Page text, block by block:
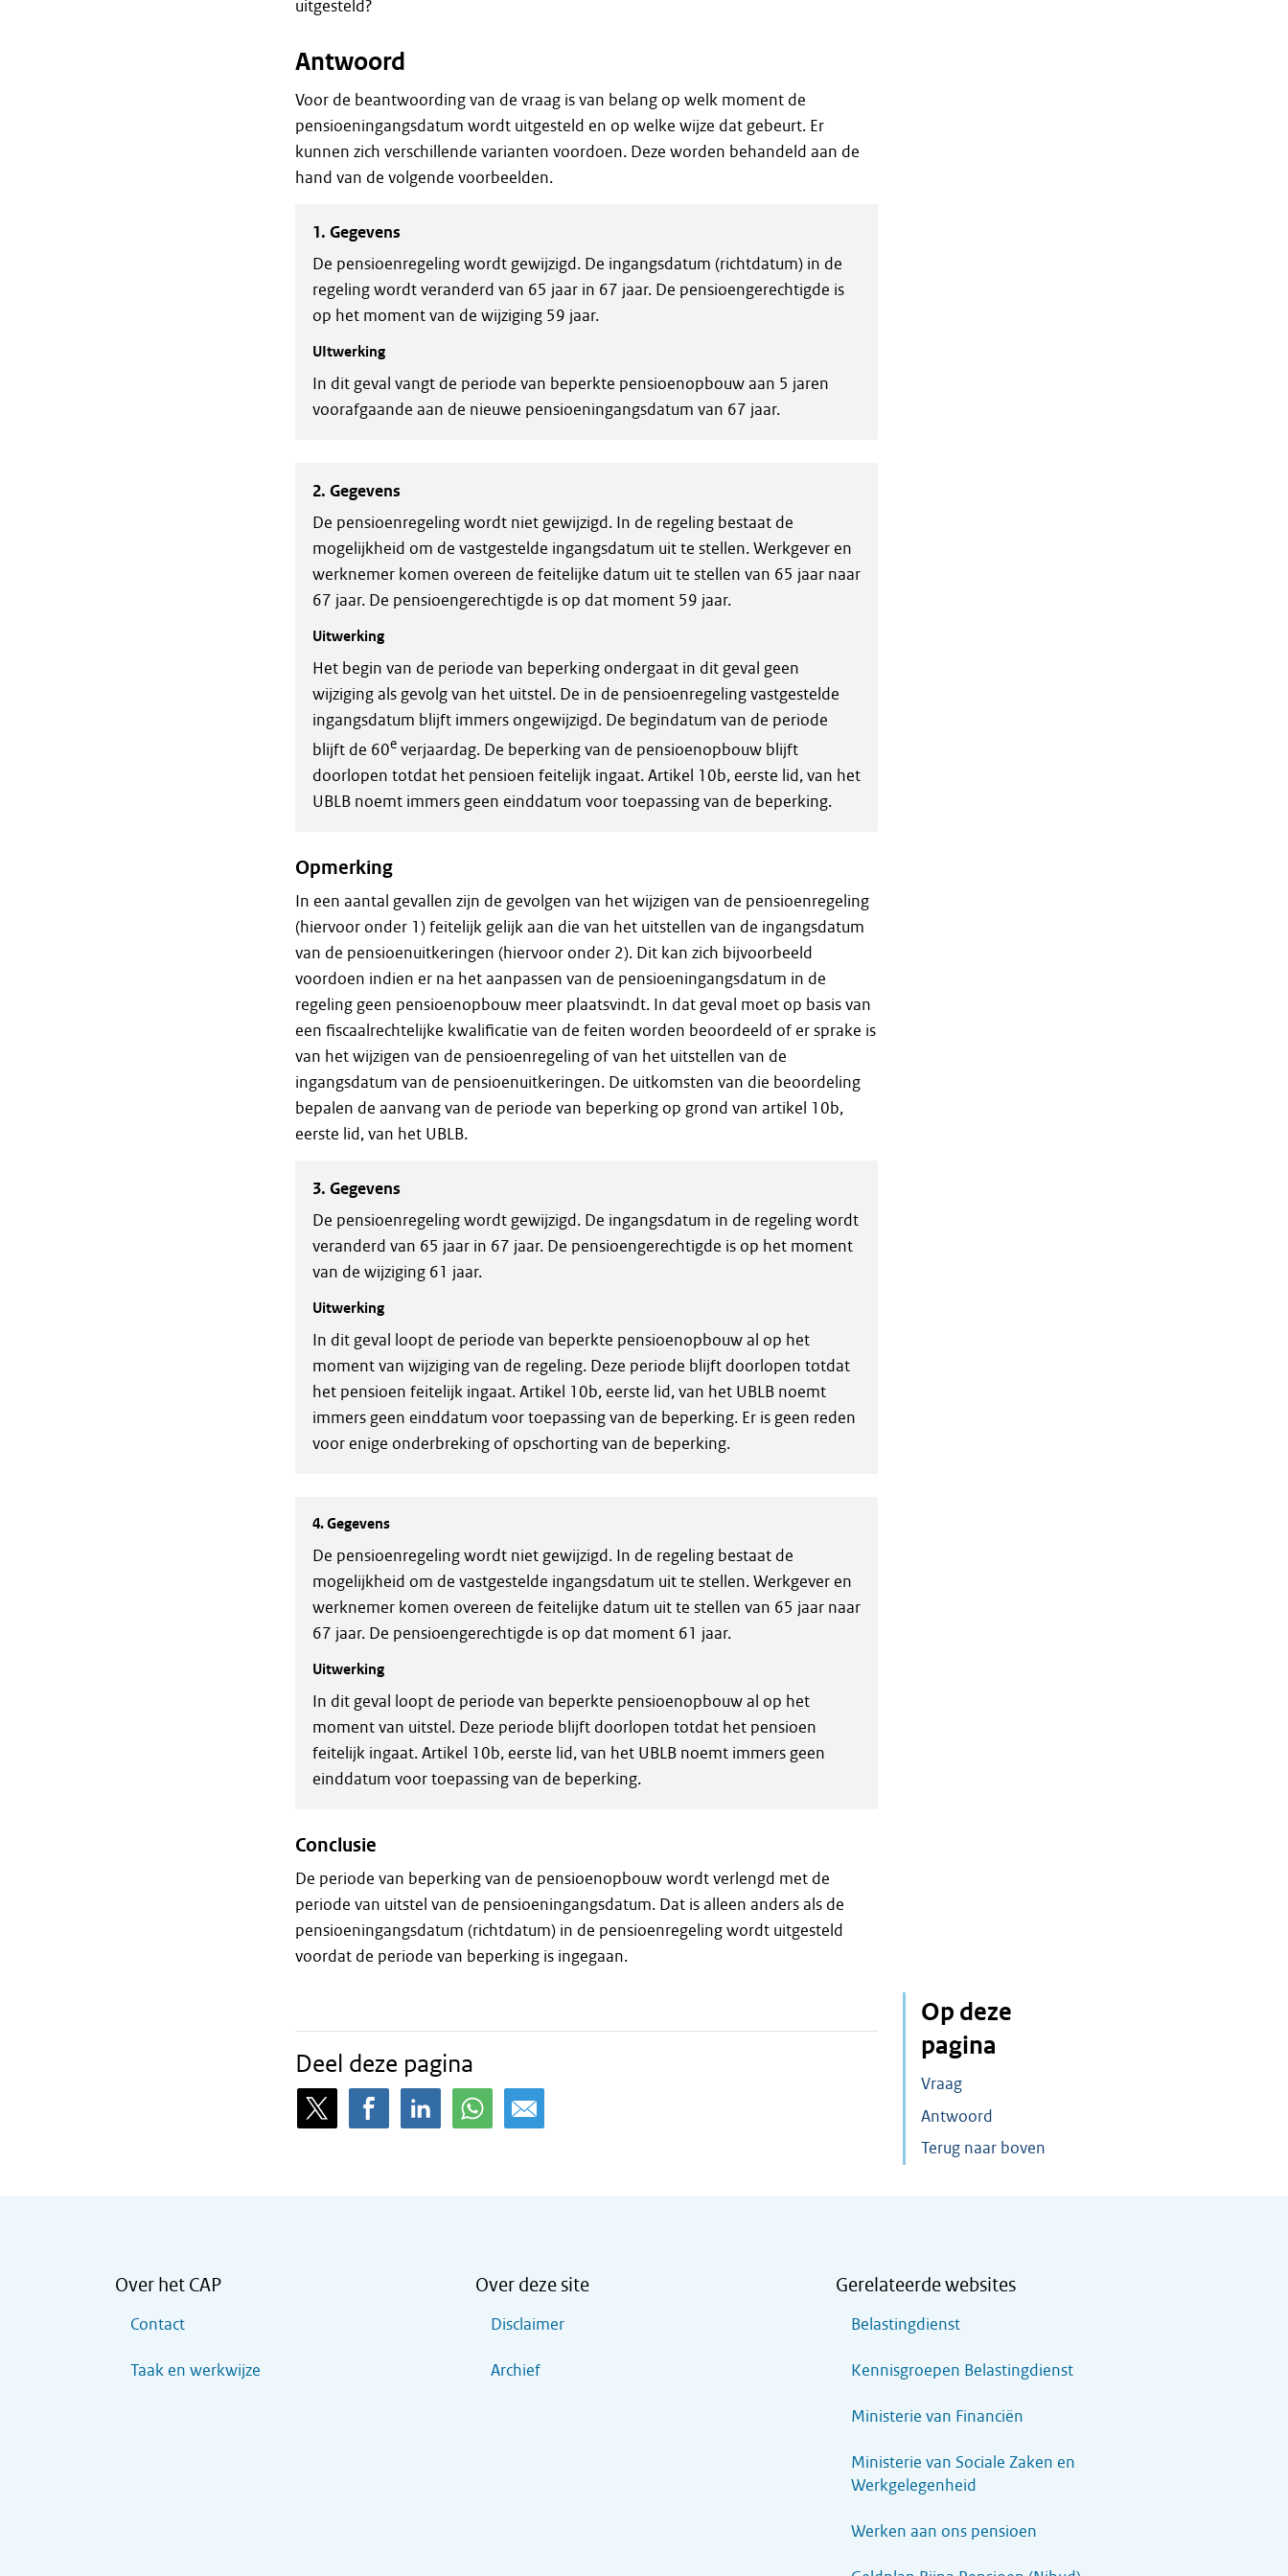
Op deze
pagina
Vraag
Antwoord
Terug naar boven
uitgesteld?
Antwoord
Voor de beantwoording van de vraag is van belang op welk moment de
pensioeningangsdatum wordt uitgesteld en op welke wijze dat gebeurt. Er
kunnen zich verschillende varianten voordoen. Deze worden behandeld aan de
hand van de volgende voorbeelden.
1. Gegevens
De pensioenregeling wordt gewijzigd. De ingangsdatum (richtdatum) in de
regeling wordt veranderd van 65 jaar in 67 jaar. De pensioengerechtigde is
op het moment van de wijziging 59 jaar.
UItwerking
In dit geval vangt de periode van beperkte pensioenopbouw aan 5 jaren
voorafgaande aan de nieuwe pensioeningangsdatum van 67 jaar.
2. Gegevens
De pensioenregeling wordt niet gewijzigd. In de regeling bestaat de
mogelijkheid om de vastgestelde ingangsdatum uit te stellen. Werkgever en
werknemer komen overeen de feitelijke datum uit te stellen van 65 jaar naar
67 jaar. De pensioengerechtigde is op dat moment 59 jaar.
Uitwerking
Het begin van de periode van beperking ondergaat in dit geval geen
wijziging als gevolg van het uitstel. De in de pensioenregeling vastgestelde
ingangsdatum blijft immers ongewijzigd. De begindatum van de periode
blijft de 60everjaardag. De beperking van de pensioenopbouw blijft
doorlopen totdat het pensioen feitelijk ingaat. Artikel 10b, eerste lid, van het
UBLB noemt immers geen einddatum voor toepassing van de beperking.
Opmerking
In een aantal gevallen zijn de gevolgen van het wijzigen van de pensioenregeling
(hiervoor onder 1) feitelijk gelijk aan die van het uitstellen van de ingangsdatum
van de pensioenuitkeringen (hiervoor onder 2). Dit kan zich bijvoorbeeld
voordoen indien er na het aanpassen van de pensioeningangsdatum in de
regeling geen pensioenopbouw meer plaatsvindt. In dat geval moet op basis van
een fiscaalrechtelijke kwalificatie van de feiten worden beoordeeld of er sprake is
van het wijzigen van de pensioenregeling of van het uitstellen van de
ingangsdatum van de pensioenuitkeringen. De uitkomsten van die beoordeling
bepalen de aanvang van de periode van beperking op grond van artikel 10b,
eerste lid, van het UBLB.
3. Gegevens
De pensioenregeling wordt gewijzigd. De ingangsdatum in de regeling wordt
veranderd van 65 jaar in 67 jaar. De pensioengerechtigde is op het moment
van de wijziging 61 jaar.
Uitwerking
In dit geval loopt de periode van beperkte pensioenopbouw al op het
moment van wijziging van de regeling. Deze periode blijft doorlopen totdat
het pensioen feitelijk ingaat. Artikel 10b, eerste lid, van het UBLB noemt
immers geen einddatum voor toepassing van de beperking. Er is geen reden
voor enige onderbreking of opschorting van de beperking.
4. Gegevens
De pensioenregeling wordt niet gewijzigd. In de regeling bestaat de
mogelijkheid om de vastgestelde ingangsdatum uit te stellen. Werkgever en
werknemer komen overeen de feitelijke datum uit te stellen van 65 jaar naar
67 jaar. De pensioengerechtigde is op dat moment 61 jaar.
Uitwerking
In dit geval loopt de periode van beperkte pensioenopbouw al op het
moment van uitstel. Deze periode blijft doorlopen totdat het pensioen
feitelijk ingaat. Artikel 10b, eerste lid, van het UBLB noemt immers geen
einddatum voor toepassing van de beperking.
Conclusie
De periode van beperking van de pensioenopbouw wordt verlengd met de
periode van uitstel van de pensioeningangsdatum. Dat is alleen anders als de
pensioeningangsdatum (richtdatum) in de pensioenregeling wordt uitgesteld
voordat de periode van beperking is ingegaan.
Deel deze pagina
Over het CAP
Contact
Taak en werkwijze
Over deze site
Disclaimer
Archief
Gerelateerde websites
Belastingdienst
Kennisgroepen Belastingdienst
Ministerie van Financiën
Ministerie van Sociale Zaken en
Werkgelegenheid
Werken aan ons pensioen